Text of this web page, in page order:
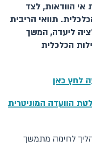
אי הוודאות, לצד
תוואי הריבית
ליעדה, המשך
הכלכלית
לחץ כאן
הוועדה המוניטרית
לחימה מתמשך